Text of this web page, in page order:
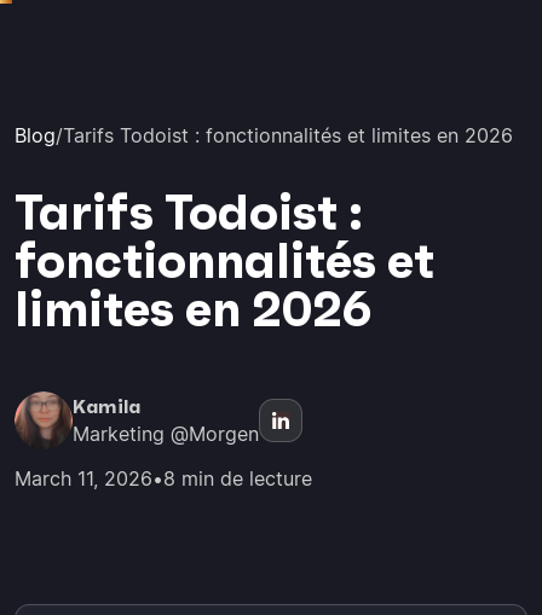
Blog/Tarifs Todoist : fonctionnalités et limites en 2026
Tarifs Todoist :
fonctionnalités et
limites en 2026
Kamila
Marketing @Morgen
March 11, 2026•8 min de lecture